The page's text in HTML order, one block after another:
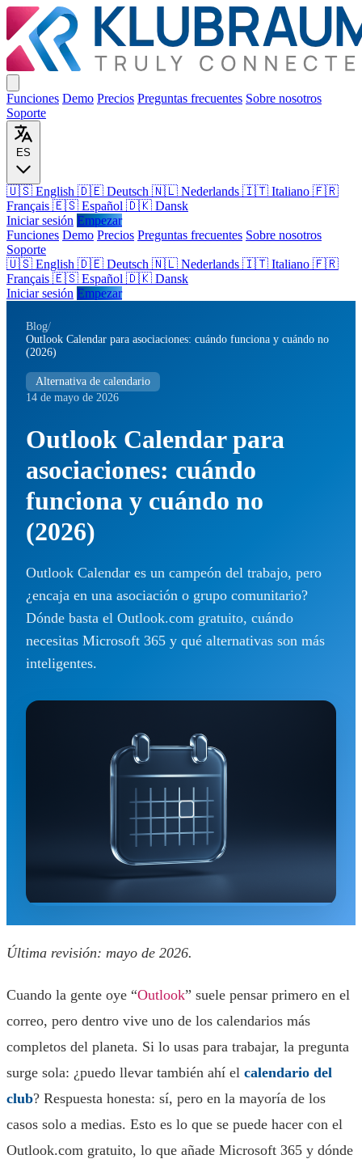
Funciones Demo Precios Preguntas frecuentes Sobre nosotros
Soporte
ES
🇺🇸 English 🇩🇪 Deutsch 🇳🇱 Nederlands 🇮🇹 Italiano 🇫🇷
Français 🇪🇸 Español 🇩🇰 Dansk
Iniciar sesión Empezar
Funciones Demo Precios Preguntas frecuentes Sobre nosotros
Soporte
🇺🇸 English 🇩🇪 Deutsch 🇳🇱 Nederlands 🇮🇹 Italiano 🇫🇷
Français 🇪🇸 Español 🇩🇰 Dansk
Iniciar sesión Empezar
Blog/
Outlook Calendar para asociaciones: cuándo funciona y cuándo no
(2026)
Alternativa de calendario
14 de mayo de 2026
Outlook Calendar para
asociaciones: cuándo
funciona y cuándo no
(2026)
Outlook Calendar es un campeón del trabajo, pero
¿encaja en una asociación o grupo comunitario?
Dónde basta el Outlook.com gratuito, cuándo
necesitas Microsoft 365 y qué alternativas son más
inteligentes.
Última revisión: mayo de 2026.
Cuando la gente oye “Outlook” suele pensar primero en el
correo, pero dentro vive uno de los calendarios más
completos del planeta. Si lo usas para trabajar, la pregunta
surge sola: ¿puedo llevar también ahí el calendario del
club? Respuesta honesta: sí, pero en la mayoría de los
casos solo a medias. Esto es lo que se puede hacer con el
Outlook.com gratuito, lo que añade Microsoft 365 y dónde